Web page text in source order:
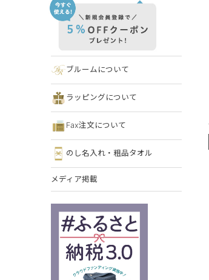
ブルームについて
ラッピングについて
Fax注文について
のし名入れ・粗品タオル
メディア掲載